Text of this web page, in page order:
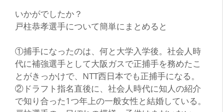
いかがでしたか？
戸柱恭孝選手について簡単にまとめると
①捕手になったのは、何と大学入学後。社会人時
代に補強選手として大阪ガスで正捕手を務めたこ
とがきっかけで、NTT西日本でも正捕手になる。
②ドラフト指名直後に、社会人時代に知人の紹介
で知り合った1つ年上の一般女性と結婚している。